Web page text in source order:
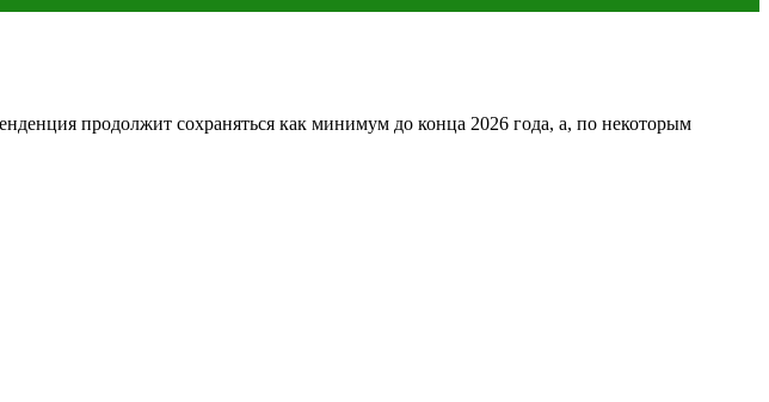
продолжит сохраняться как минимум до конца 2026 года, а, по некоторым